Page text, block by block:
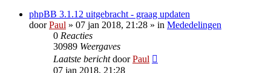
phpBB 3.1.12 uitgebracht - graag updaten
doorPaul » 07 jan 2018, 21:28 » in Mededelingen
0 Reacties
30989 Weergaves
Laatste berichtdoorPaul
07 jan 2018, 21:28